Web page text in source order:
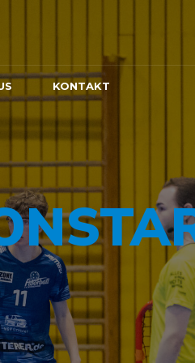
KONTAKT